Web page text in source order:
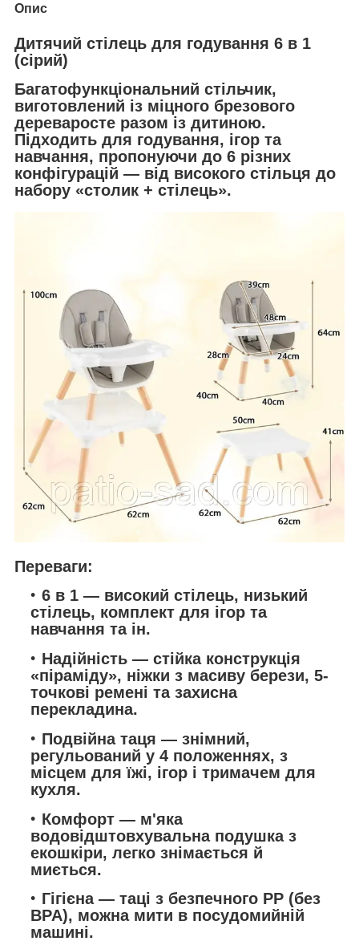
Опис
Дитячий стілець для годування 6 в 1
(сірий)
Багатофункціональний стільчик,
виготовлений із міцного брезового
дереваросте разом із дитиною.
Підходить для годування, ігор та
навчання, пропонуючи до 6 різних
конфігурацій — від високого стільця до
набору «столик + стілець».
Переваги:
6 в 1 — високий стілець, низький
стілець, комплект для ігор та
навчання та ін.
Надійність — стійка конструкція
«піраміду», ніжки з масиву берези, 5-
точкові ремені та захисна
перекладина.
Подвійна таця — знімний,
регульований у 4 положеннях, з
місцем для їжі, ігор і тримачем для
кухля.
Комфорт — м'яка
водовідштовхувальна подушка з
екошкіри, легко знімається й
миється.
Гігієна— таці з безпечного PP (без
BPA), можна мити в посудомийній
машині.